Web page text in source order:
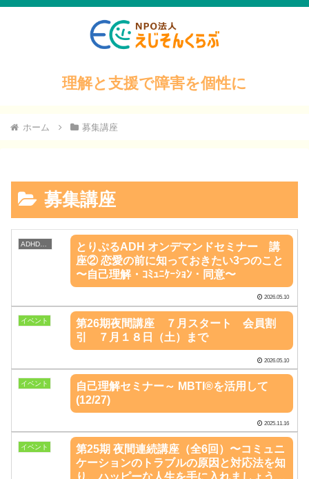
理解と支援で障害を個性に
ホーム 募集講座
募集講座
ADHD勉強会
とりぷるADH オンデマンドセミナー 講
座② 恋愛の前に知っておきたい3つのこと
〜自己理解・ｺﾐｭﾆｹｰｼｮﾝ・同意〜
2026.05.10
イベント
第26期夜間講座 ７月スタート 会員割
引 ７月１８日（土）まで
2026.05.10
イベント
自己理解セミナー～ MBTI®を活用して
(12/27)
2025.11.16
イベント
第25期 夜間連続講座（全6回）〜コミュニ
ケーションのトラブルの原因と対応法を知